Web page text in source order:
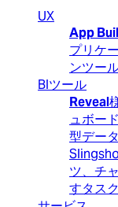
UX
App
プリケ
ンツー
BIツール
Reveal
ュボー
型デー
ツ、チ
すタス